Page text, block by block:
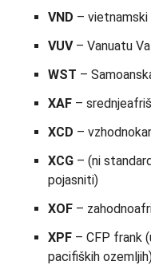
VND –
VUV– Vanuatu
WST –
XAF –
XCD –
XCG – (ni
pojasniti)
XOF –
XPF – CFP frank
pacifiških